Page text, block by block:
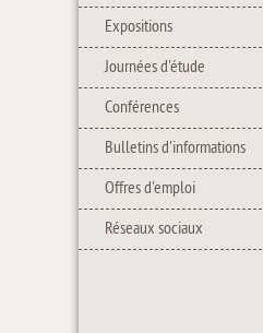
Expositions
Journées d'étude
Conférences
Bulletins d'informations
Offres d'emploi
Réseaux sociaux